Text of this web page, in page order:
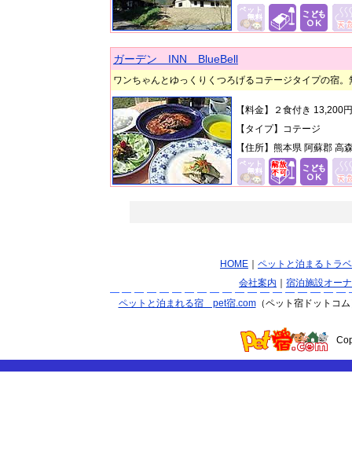
ガーデン INN BlueBell
ワンちゃんとゆっくりくつろげるコテージタイプの宿
【料金】２食付き 13,200
【タイプ】コテージ
【住所】熊本県 阿蘇郡 高
HOME
ペットと泊まるトラ
会社案内
宿泊施設オー
ペットと泊まれる宿 pet宿.com（ペット宿ドットコ